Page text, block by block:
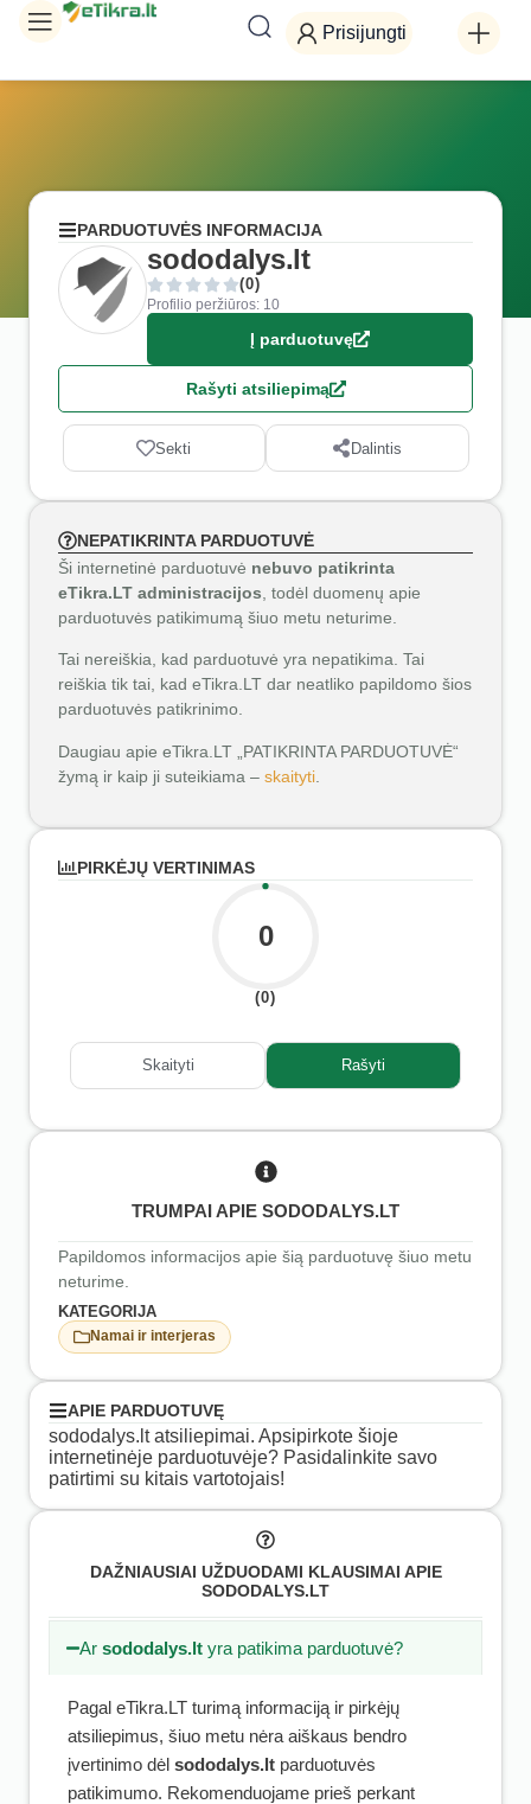
Prisijungti
PARDUOTUVĖS INFORMACIJA
sododalys.lt
(0)
Profilio peržiūros: 10
Į parduotuvę
Rašyti atsiliepimą
Sekti Dalintis
NEPATIKRINTA PARDUOTUVĖ
Ši internetinė parduotuvė nebuvo patikrinta
eTikra.LT administracijos , todėl duomenų apie
parduotuvės patikimumą šiuo metu neturime.
Tai nereiškia, kad parduotuvė yra nepatikima. Tai
reiškia tik tai, kad eTikra.LT dar neatliko papildomo šios
parduotuvės patikrinimo.
Daugiau apie eTikra.LT „PATIKRINTA PARDUOTUVĖ“
žymą ir kaip ji suteikiama – skaityti
PIRKĖJŲ VERTINIMAS
0
(0)
Skaityti Rašyti
TRUMPAI APIE SODODALYS.LT
Papildomos informacijos apie šią parduotuvę šiuo metu
neturime.
KATEGORIJA
Namai ir interjeras
APIE PARDUOTUVĘ
sododalys.lt atsiliepimai. Apsipirkote šioje
internetinėje parduotuvėje? Pasidalinkite savo
patirtimi su kitais vartotojais!
DAŽNIAUSIAI UŽDUODAMI KLAUSIMAI APIE
SODODALYS.LT
Arsododalys.lt yra patikima parduotuvė?
Pagal eTikra.LT turimą informaciją ir pirkėjų
atsiliepimus, šiuo metu nėra aiškaus bendro
įvertinimo dėl sododalys.lt parduotuvės
patikimumo. Rekomenduojame prieš perkant